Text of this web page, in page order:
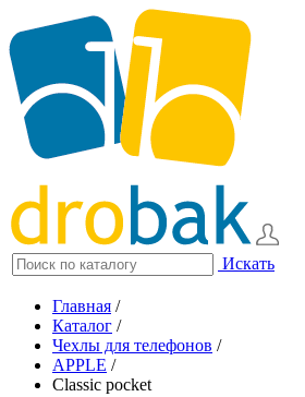
Искать
Главная /
Каталог /
Чехлы для телефонов /
APPLE /
Classic pocket